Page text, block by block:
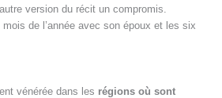
version du récit un compromis.
de l’année avec son époux et les six
vénérée dans les régions où sont